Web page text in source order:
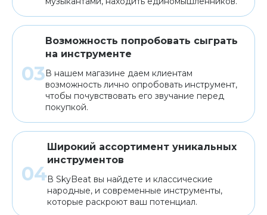
Возможность попробовать сыграть
на инструменте
В нашем магазине даем клиентам
возможность лично опробовать инструмент,
чтобы почувствовать его звучание перед
покупкой.
Широкий ассортимент уникальных
инструментов
В SkyBeat вы найдете и классические
народные, и современные инструменты,
которые раскроют ваш потенциал.